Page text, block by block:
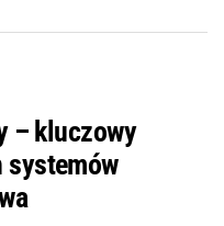
– kluczowy
systemów